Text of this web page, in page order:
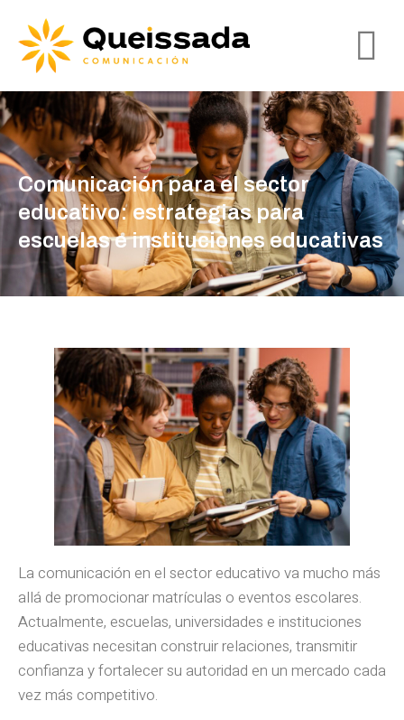
Comunicación para el sector
educativo: estrategias para
escuelas e instituciones educativas
La comunicación en el sector educativo va mucho más
allá de promocionar matrículas o eventos escolares.
Actualmente, escuelas, universidades e instituciones
educativas necesitan construir relaciones, transmitir
confianza y fortalecer su autoridad en un mercado cada
vez más competitivo.